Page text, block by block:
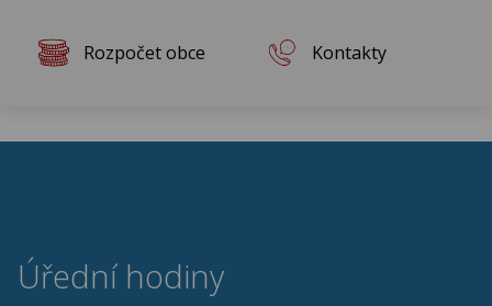
Rozpočet obce Kontakty
Úřední hodiny